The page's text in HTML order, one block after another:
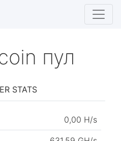
пул
STATS
0,00 H/s